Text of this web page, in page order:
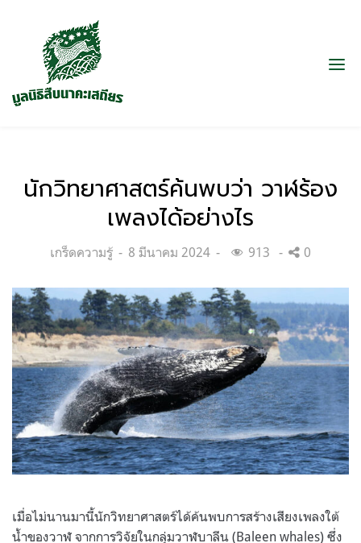
นักวิทยาศาสตร์ค้นพบว่า วาฬร้อง
เพลงได้อย่างไร
Categories:
เกร็ดความรู้
Posted
8 มีนาคม 2024 913 0
เมื่อไม่นานมานี้นักวิทยาศาสตร์ได้ค้นพบการสร้างเสียงเพลงใต้
น้ำของวาฬ จากการวิจัยในกลุ่มวาฬบาลีน (Baleen whales) ซึ่ง